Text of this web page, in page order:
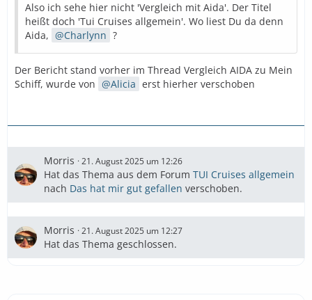
Also ich sehe hier nicht 'Vergleich mit Aida'. Der Titel
heißt doch 'Tui Cruises allgemein'. Wo liest Du da denn
Aida,
Charlynn ?
Der Bericht stand vorher im Thread Vergleich AIDA zu Mein
Schiff, wurde von
Alicia erst hierher verschoben
Morris 21. August 2025 um 12:26
Hat das Thema aus dem Forum TUI Cruises allgemein
nach Das hat mir gut gefallen verschoben.
Morris 21. August 2025 um 12:27
Hat das Thema geschlossen.